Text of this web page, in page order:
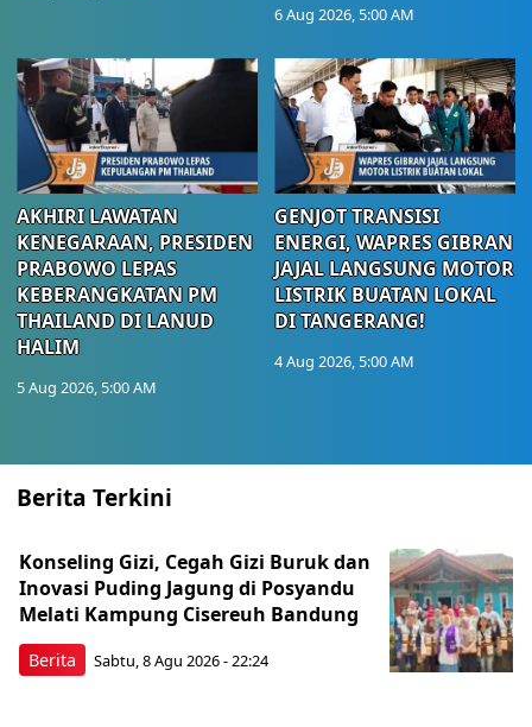
6 Aug 2026, 5:00 AM
AKHIRI LAWATAN
KENEGARAAN, PRESIDEN
PRABOWO LEPAS
KEBERANGKATAN PM
THAILAND DI LANUD
HALIM
5 Aug 2026, 5:00 AM
GENJOT TRANSISI
ENERGI, WAPRES GIBRAN
JAJAL LANGSUNG MOTOR
LISTRIK BUATAN LOKAL
DI TANGERANG!
4 Aug 2026, 5:00 AM
Berita Terkini
Berita
Konseling Gizi, Cegah Gizi Buruk dan
Inovasi Puding Jagung di Posyandu
Melati Kampung Cisereuh Bandung
Sabtu, 8 Agu 2026 - 22:24